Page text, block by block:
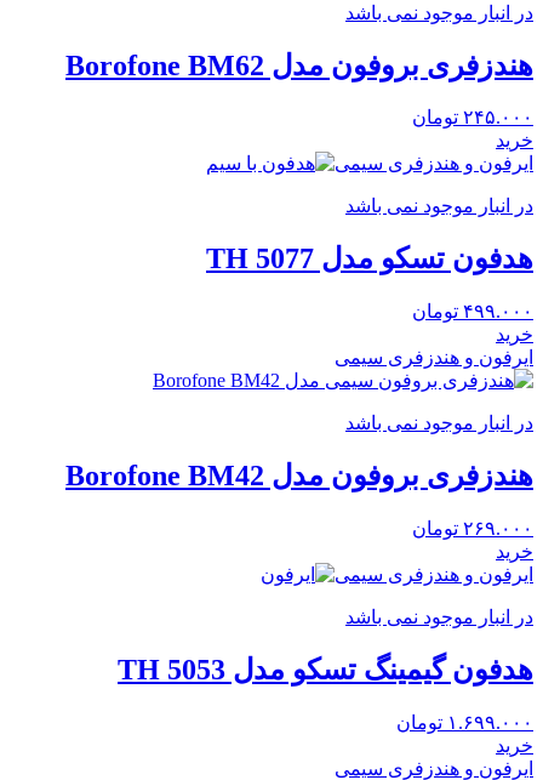
در انبار موجود نمی باشد
هندزفری بروفون مدل Borofone BM62
۲۴۵.۰۰۰ تومان
خرید
ایرفون و هندزفری سیمی
در انبار موجود نمی باشد
هدفون تسکو مدل TH 5077
۴۹۹.۰۰۰ تومان
خرید
ایرفون و هندزفری سیمی
در انبار موجود نمی باشد
هندزفری بروفون مدل Borofone BM42
۲۶۹.۰۰۰ تومان
خرید
ایرفون و هندزفری سیمی
در انبار موجود نمی باشد
هدفون گیمینگ تسکو مدل TH 5053
۱.۶۹۹.۰۰۰ تومان
خرید
ایرفون و هندزفری سیمی